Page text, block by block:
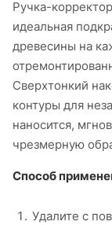
Ручка-корректор
идеальная
древесины на
Сверхтонкий
контуры для
наносится,
чрезмерную
Способ
Удалите с